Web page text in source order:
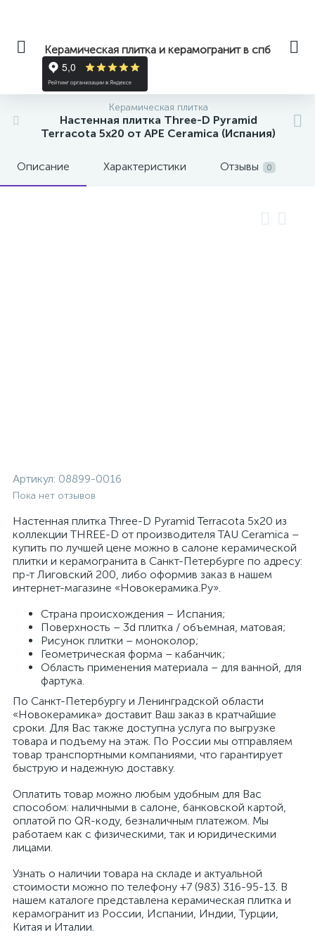
Керамическая плитка и керамогранит в спб
Керамическая плитка
Настенная плитка Three-D Pyramid
Terracota 5x20 от APE Ceramica (Испания)
Описание Характеристики Отзывы 0
Артикул: 08899-0016
Пока нет отзывов
Настенная плитка Three-D Pyramid Terracota 5x20 из
коллекции THREE-D от производителя TAU Ceramica –
купить по лучшей цене можно в салоне керамической
плитки и керамогранита в Санкт-Петербурге по адресу:
пр-т Лиговский 200, либо оформив заказ в нашем
интернет-магазине «Новокерамика.Ру».
Страна происхождения – Испания;
Поверхность – 3d плитка / объемная, матовая;
Рисунок плитки – моноколор;
Геометрическая форма – кабанчик;
Область применения материала – для ванной, для
фартука.
По Санкт-Петербургу и Ленинградской области
«Новокерамика» доставит Ваш заказ в кратчайшие
сроки. Для Вас также доступна услуга по выгрузке
товара и подъему на этаж. По России мы отправляем
товар транспортными компаниями, что гарантирует
быструю и надежную доставку.
Оплатить товар можно любым удобным для Вас
способом: наличными в салоне, банковской картой,
оплатой по QR-коду, безналичным платежом. Мы
работаем как с физическими, так и юридическими
лицами.
Узнать о наличии товара на складе и актуальной
стоимости можно по телефону +7 (983) 316-95-13. В
нашем каталоге представлена керамическая плитка и
керамогранит из России, Испании, Индии, Турции,
Китая и Италии.